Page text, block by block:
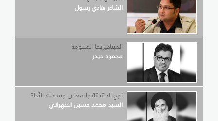
الشاعر هادي رسول
الميتافيزيقا المثلومة
محمود حيدر
نوح الحقيقة والمعنى وسفينة النّجاة
السيد محمد حسين الطهراني